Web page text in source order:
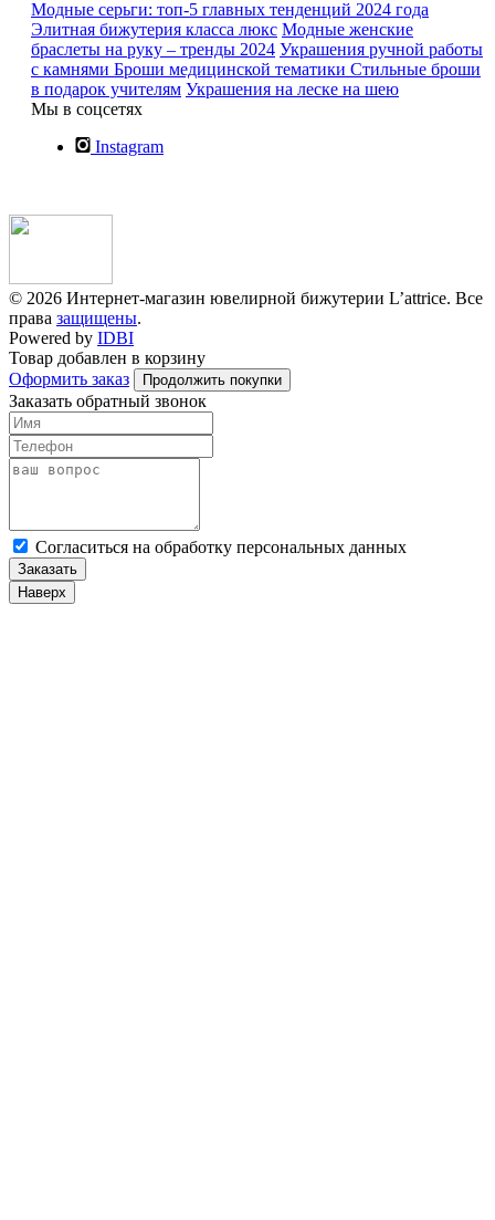
Модные серьги: топ-5 главных тенденций 2024 года
Элитная бижутерия класса люкс Модные женские
браслеты на руку – тренды 2024 Украшения ручной работы
с камнями Броши медицинской тематики Стильные броши
в подарок учителям Украшения на леске на шею
Мы в соцсетях
Instagram
© 2026 Интернет-магазин ювелирной бижутерии L’attrice. Все
права защищены.
Powered by IDBI
Товар добавлен в корзину
Оформить заказ
Продолжить покупки
Заказать обратный звонок
Cогласиться на обработку персональных данных
Заказать
Наверх